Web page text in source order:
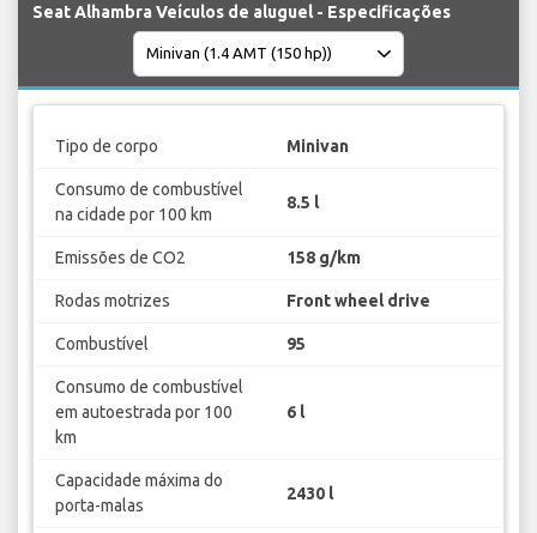
Seat Alhambra Veículos de aluguel - Especificações
Tipo de corpo Minivan
Consumo de combustível
na cidade por 100 km
8.5 l
Emissões de CO2 158 g/km
Rodas motrizes Front wheel drive
Combustível 95
Consumo de combustível
em autoestrada por 100
km
6 l
Capacidade máxima do
porta-malas
2430 l